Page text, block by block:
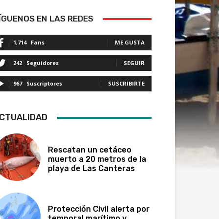
EN LAS REDES
1,714 Fans ME GUSTA
242 Seguidores SEGUIR
967 Suscriptores SUSCRIBIRTE
Rescatan un cetáceo
muerto a 20 metros de la
playa de Las Canteras
Protección Civil alerta por